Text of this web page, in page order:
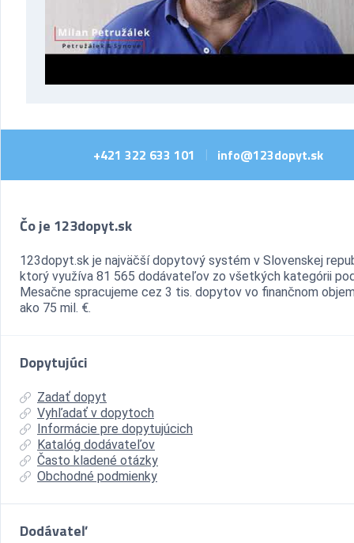
+421 322 633 101 info@123dopyt.sk
Čo je 123dopyt.sk
123dopyt.sk je najväčší dopytový systém v Slovenskej
ktorý využíva 81 565 dodávateľov zo všetkých kategórii
Mesačne spracujeme cez 3 tis. dopytov vo finančnom
ako 75 mil. €.
Dopytujúci
Zadať dopyt
Vyhľadať v dopytoch
Informácie pre dopytujúcich
Katalóg dodávateľov
Často kladené otázky
Obchodné podmienky
Dodávateľ